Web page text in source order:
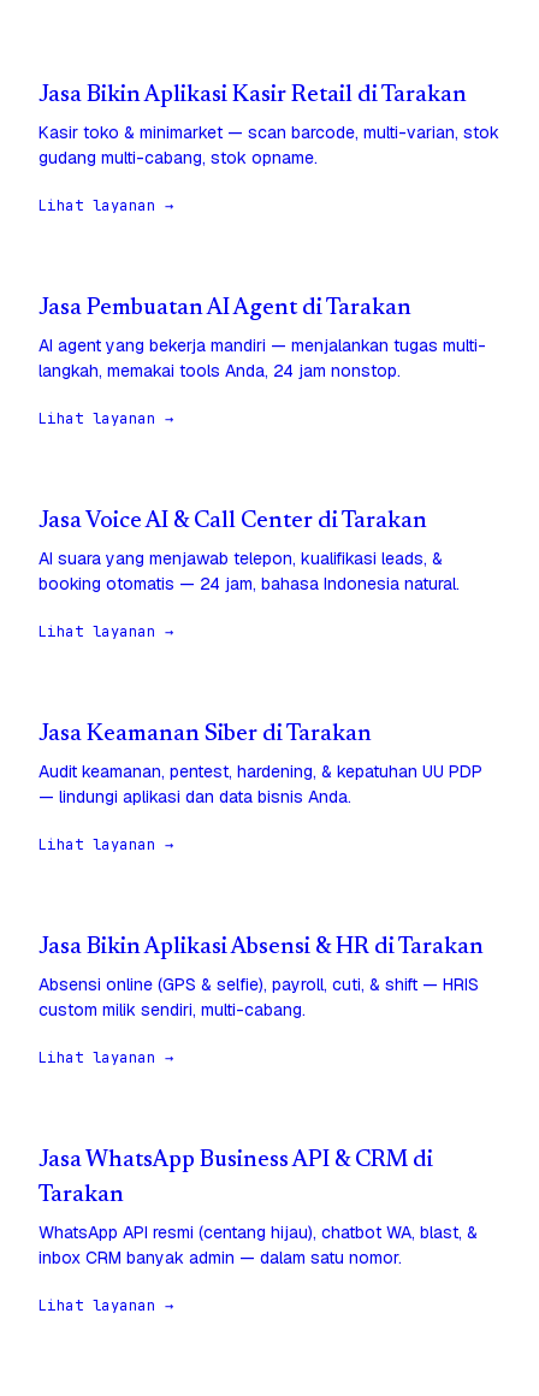
Jasa Bikin Aplikasi Kasir Retail di Tarakan
Kasir toko & minimarket — scan barcode, multi-varian, stok
gudang multi-cabang, stok opname.
Lihat layanan →
Jasa Pembuatan AI Agent di Tarakan
AI agent yang bekerja mandiri — menjalankan tugas multi-
langkah, memakai tools Anda, 24 jam nonstop.
Lihat layanan →
Jasa Voice AI & Call Center di Tarakan
AI suara yang menjawab telepon, kualifikasi leads, &
booking otomatis — 24 jam, bahasa Indonesia natural.
Lihat layanan →
Jasa Keamanan Siber di Tarakan
Audit keamanan, pentest, hardening, & kepatuhan UU PDP
— lindungi aplikasi dan data bisnis Anda.
Lihat layanan →
Jasa Bikin Aplikasi Absensi & HR di Tarakan
Absensi online (GPS & selfie), payroll, cuti, & shift — HRIS
custom milik sendiri, multi-cabang.
Lihat layanan →
Jasa WhatsApp Business API & CRM di
Tarakan
WhatsApp API resmi (centang hijau), chatbot WA, blast, &
inbox CRM banyak admin — dalam satu nomor.
Lihat layanan →